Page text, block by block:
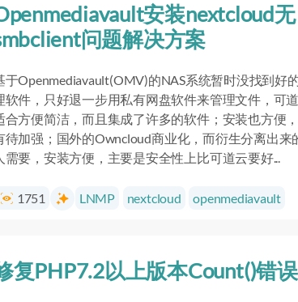
安装nextcloud无
问题解决方案
于Openmediavault(OMV)的NAS系统暂时没找到好
软件，只好退一步用私有网盘软件来管理文件，可
合方便简洁，而且集成了许多的软件；安装也方便
待加强；国外的Owncloud商业化，而衍生分离出来
需要，安装方便，主要是安全性上比可道云要好...
1751 LNMP nextcloud openmediavault
复PHP7.2以上版本Count()错误